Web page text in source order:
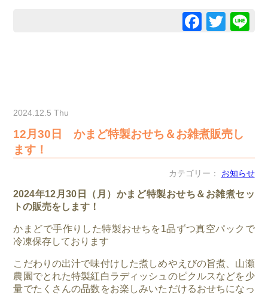
2024.12.5 Thu
12月30日 かまど特製おせち＆お雑煮販売し
ます！
カテゴリー： お知らせ
2024年12月30日（月）かまど特製おせち＆お雑煮セッ
トの販売をします！
かまどで手作りした特製おせちを1品ずつ真空パックで
冷凍保存しております
こだわりの出汁で味付けした煮しめやえびの旨煮、山瀬
農園でとれた特製紅白ラディッシュのピクルスなどを少
量でたくさんの品数をお楽しみいただけるおせちになっ